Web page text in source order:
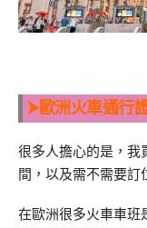
⮞歐洲火車通行
很多人擔心的是，我
間，以及需不需要訂
在歐洲很多火車車班